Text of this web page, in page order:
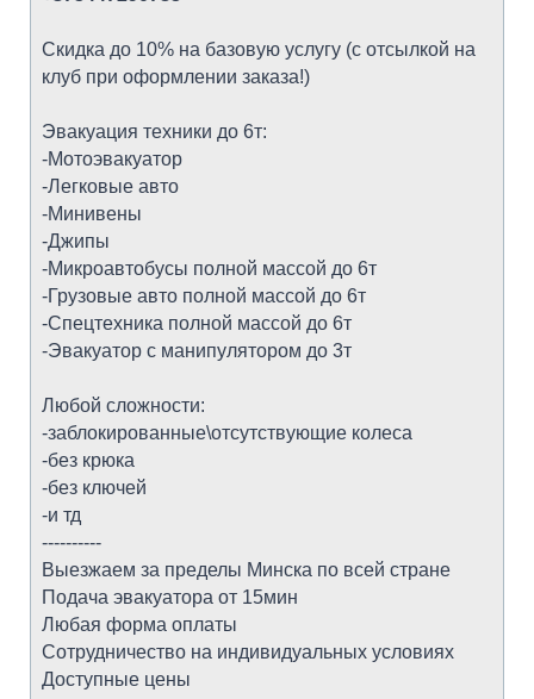
Скидка до 10% на базовую услугу (с отсылкой на
клуб при оформлении заказа!)
Эвакуация техники до 6т:
-Мотоэвакуатор
-Легковые авто
-Минивены
-Джипы
-Микроавтобусы полной массой до 6т
-Грузовые авто полной массой до 6т
-Спецтехника полной массой до 6т
-Эвакуатор с манипулятором до 3т
Любой сложности:
-заблокированные\отсутствующие колеса
-без крюка
-без ключей
-и тд
----------
Выезжаем за пределы Минска по всей стране
Подача эвакуатора от 15мин
Любая форма оплаты
Сотрудничество на индивидуальных условиях
Доступные цены